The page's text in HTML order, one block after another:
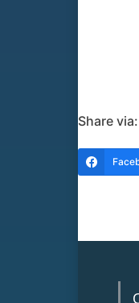
Share via: